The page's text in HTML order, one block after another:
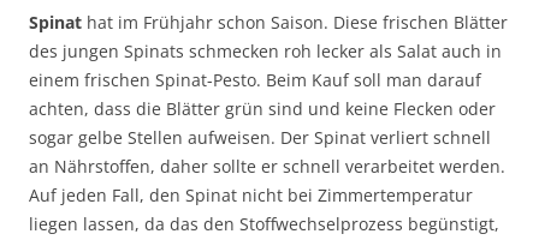
Spinat hat im Frühjahr schon Saison. Diese frischen Blätter
des jungen Spinats schmecken roh lecker als Salat auch in
einem frischen Spinat-Pesto. Beim Kauf soll man darauf
achten, dass die Blätter grün sind und keine Flecken oder
sogar gelbe Stellen aufweisen. Der Spinat verliert schnell
an Nährstoffen, daher sollte er schnell verarbeitet werden.
Auf jeden Fall, den Spinat nicht bei Zimmertemperatur
liegen lassen, da das den Stoffwechselprozess begünstigt,